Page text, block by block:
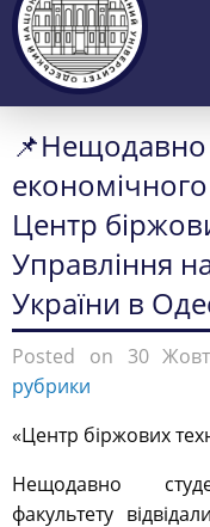
📌Нещодавно
економічного
Центр
Управління
України в
Posted on 30
рубрики
«Центр біржових
Нещодавно
факультету